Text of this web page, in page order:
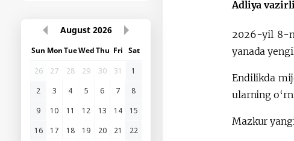
August 2026
Sun MonTueWedThu Fri Sat
26
27 28 29 30 31
1
2
3 4 5 6 7
8
9
10 11 12 13 14
15
16
17 18 19 20 21
22
Adliya
2026-yil 8-
yanada
Endilikda
ularning
Mazkur